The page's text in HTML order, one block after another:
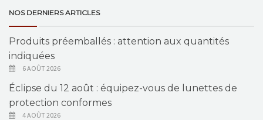
NOS DERNIERS ARTICLES
Produits préemballés : attention aux quantités
indiquées
6 AOÛT 2026
Éclipse du 12 août : équipez-vous de lunettes de
protection conformes
4 AOÛT 2026